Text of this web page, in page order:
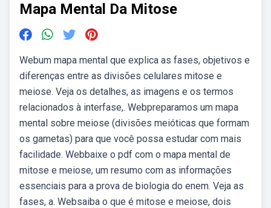
Mapa Mental Da Mitose
Webum mapa mental que explica as fases, objetivos e
diferenças entre as divisões celulares mitose e
meiose. Veja os detalhes, as imagens e os termos
relacionados à interfase,. Webpreparamos um mapa
mental sobre meiose (divisões meióticas que formam
os gametas) para que você possa estudar com mais
facilidade. Webbaixe o pdf com o mapa mental de
mitose e meiose, um resumo com as informações
essenciais para a prova de biologia do enem. Veja as
fases, a. Websaiba o que é mitose e meiose, dois